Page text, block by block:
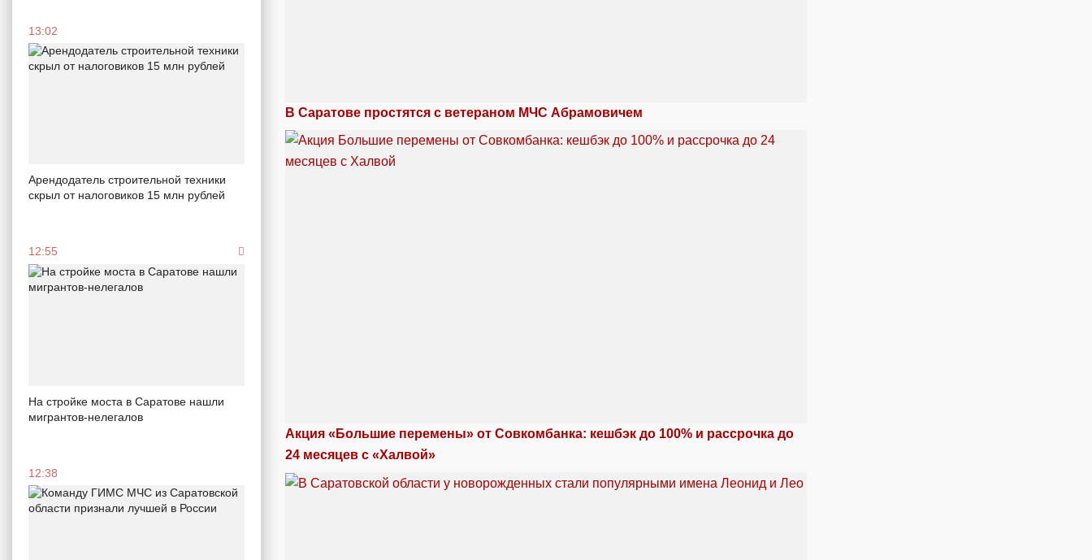
13:02
Арендодатель строительной техники
скрыл от налоговиков 15 млн рублей
12:55
На стройке моста в Саратове нашли
мигрантов-нелегалов
12:38
В Саратове простятся с ветераном МЧС Абрамовичем
Акция «Большие перемены» от Совкомбанка: кешбэк до 100% и рассрочка до
24 месяцев с «Халвой»